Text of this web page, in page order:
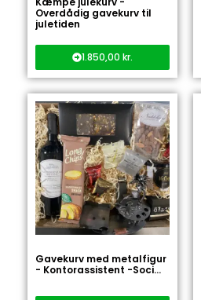
Overdådig gavekurv til
juletiden
1.850,00kr.
Gavekurv med metalfigur
- Kontorassistent -Soci...